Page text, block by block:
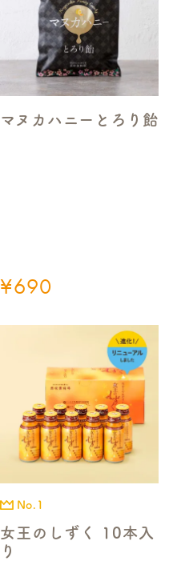
マヌカハニーとろり飴
¥690
女王のしずく 10本入
り
No.1